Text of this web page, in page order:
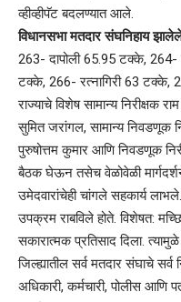
व्हीव्हीपॅट बदलण्यात आले.
विधानसभा मतदार संघनिहाय
263- दापोली 65.95 टक्के,
टक्के, 266- रत्नागिरी 63 टक्के,
राज्याचे विशेष सामान्य निरीक्षक
सुमित जरांगल, सामान्य निवडणूक
पुरुषोत्तम कुमार आणि निवडणूक
बैठक घेऊन तसेच वेळोवेळी
उमेदवारांचेही चांगले सहकार्य
उपक्रम राबविले होते. विशेषत:
सकारात्मक प्रतिसाद दिला.
जिल्ह्यातील सर्व मतदार संघाचे
अधिकारी, कर्मचारी, पोलीस आणि